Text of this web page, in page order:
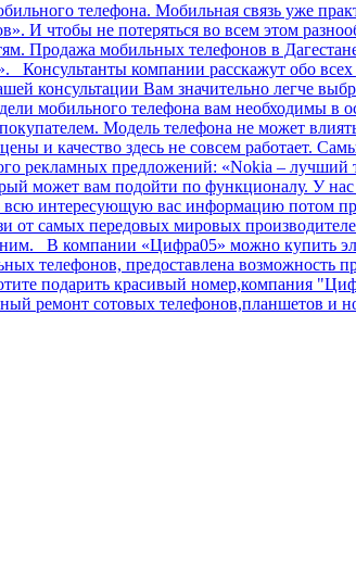
телефона. Мобильная связь уже
И чтобы не потеряться во всем этом
Продажа мобильных телефонов в
компании расскажут обо
консультации Вам значительно легче
мобильного телефона вам необходимы в
Модель телефона не может
и качество здесь не совсем работает.
рекламных предложений: «Nokia –
может вам подойти по функционалу. У
всю интересующую вас информацию потом
самых передовых мировых
В компании «Цифра05» можно купить
телефонов, предоставлена
подарить красивый номер,компания
ремонт сотовых телефонов,планшетов и